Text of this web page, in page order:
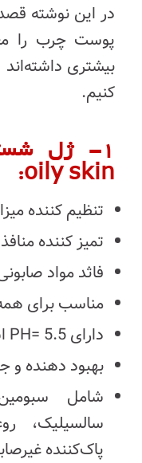
در این نوشته
پوست چرب را
بیشتری
کنیم.
۱- ژل
oily skin:
تنظیم کننده
تمیز کننده
فاثد مواد
مناسب برای
دارای PH= 5.5 اسیدیته سازگار با پوست
بهبود دهنده و
شامل
سالسیلیک،
پاک‌کننده